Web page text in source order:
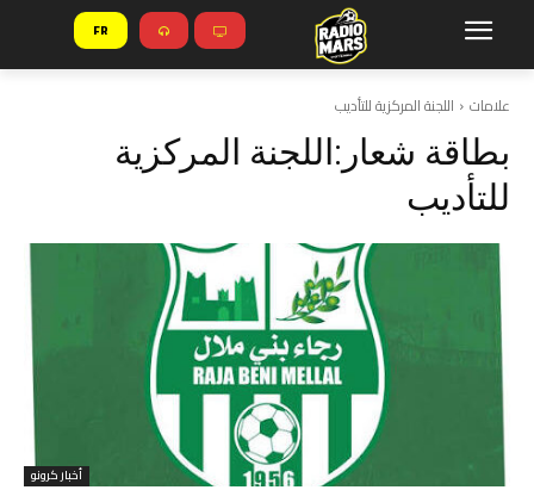
FR
علامات اللجنة المركزية للتأديب
بطاقة شعار:اللجنة المركزية
للتأديب
أخبار كرونو